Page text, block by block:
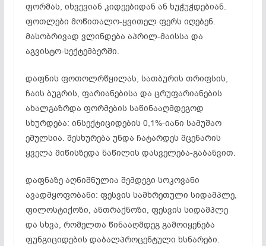
ფორმას, იხვევიან კიდეებიდან ან ხუჭუჭდებიან.
ფოთლები მოწითალო-ყვითელ ფერს იღებენ.
მასობრივად ვლინდება აპრილ-მაისსა და
აგვისტო-სექტემბერში.
დაფნის ფოთოლრწყილას, სათბურის თრიფსის,
ჩაის ბუგრის, ფარიანებისა და ცრუფარიანების
ახალგაზრდა ფორმების საწინააღმდეგოდ
სხურდება: ინსექტიციდების 0,1%-იანი სამუშაო
ემულსია. შესხურება უნდა ჩატარდეს მცენარის
ყველა მიწისზედა ნაწილის დასველება-გაბანვით.
დაფნაზე აღნიშნულია შემდეგი სოკოვანი
ავადმყოფობანი: ფესვის სამხრეთული სიდამპლე,
ფილოსტიქოზი, ანთრაქნოზი, ფესვის სიდამპლე
და სხვა, რომელთა წინააღმდეგ გამოიყენება
ფუნგიციდების დაბალპროცენტული ხსნარები.